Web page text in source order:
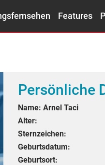
Features
Persönliche
Name: Arnel Taci
Alter:
Sternzeichen:
Geburtsdatum:
Geburtsort: